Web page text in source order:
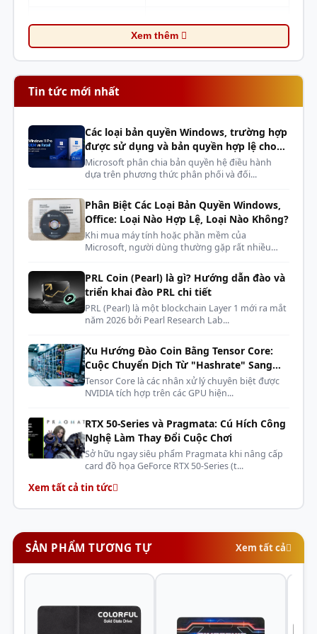
Độ bền (TBW): Thường đạt mức240 TBW(Terabytes
Written), đảm bảo tuổi thọ cao và hoạt động ổn định
trong nhiều năm sử dụng thông thường.
Độ tin cậy và tối ưu hóa
Độ bền cơ học: Là ổ đĩa thể rắn (SSD), Kioxia Exceria
SATA có khả năng chống sốc và rung động tốt hơn
hơn, đặc biệt khi sử dụng trong laptop hoặc thiết bị
di động.
Tiết kiệm năng lượng : So với ổ HDD, SSD tiêu thụ
điện năng thấp hơn đáng kể, giúp kéo dài thời gian
sử dụng pin cho laptop.
Phần mềm quản lý: Kioxia cung cấpPhần mềm
quản lý Tiện ích SSD(SSD Utility Management
Software) giúp người dùng dễ dàng theo dõi tình
trạng sức khỏe ổ đĩa, cập nhật firmware và tối ưu hóa
hiệu suất.
Dòng Exceria SATA
Mã Part LTC10J960GG8(Ví dụ)
CHI TIẾT
Dung lượng 960GB
Giao diện SATA III 6Gb/s
Tốc độ Đọc
(Sequential)
Lên tới 555 MB/s
(Sequential)
Lên tới540 MB/s
Tốc độ Đọc/Ghi
90,000 IOPS (Đọc) / 90,000
Công nghệ Flash BiCS FLASH™ 3D TLC
Độ bền (TBW) 240 TBW
Đóng gói 1 ổ
Đen/Xám
Kích thước
Trọng lượng
Xem thêm
Tin tức mới nhất
Các loại bản quyền Windows, trường hợp
được sử dụng và bản quyền hợp lệ cho
phòng máy, dàn net, cyber
Microsoft phân chia bản quyền hệ điều hành
dựa trên phương thức phân phối và đối...
Phân Biệt Các Loại Bản Quyền Windows,
Office: Loại Nào Hợp Lệ, Loại Nào Không?
Khi mua máy tính hoặc phần mềm của
Microsoft, người dùng thường gặp rất nhiều
PRL Coin (Pearl) là gì? Hướng dẫn đào và
triển khai đào PRL chi tiết
PRL (Pearl) là một blockchain Layer 1 mới ra mắt
năm 2026 bởi Pearl Research Lab...
Xu Hướng Đào Coin Bằng Tensor Core:
Cuộc Chuyển Dịch Từ "Hashrate" Sang
"AI Compute"
Tensor Core là các nhân xử lý chuyên biệt được
NVIDIA tích hợp trên các GPU hiện...
RTX 50-Series và Pragmata: Cú Hích Công
Nghệ Làm Thay Đổi Cuộc Chơi
Sở hữu ngay siêu phẩm Pragmata khi nâng cấp
card đồ họa GeForce RTX 50-Series (t...
Xem tất cả tin tức
SẢN PHẨM TƯƠNG TỰ Xem tất cả